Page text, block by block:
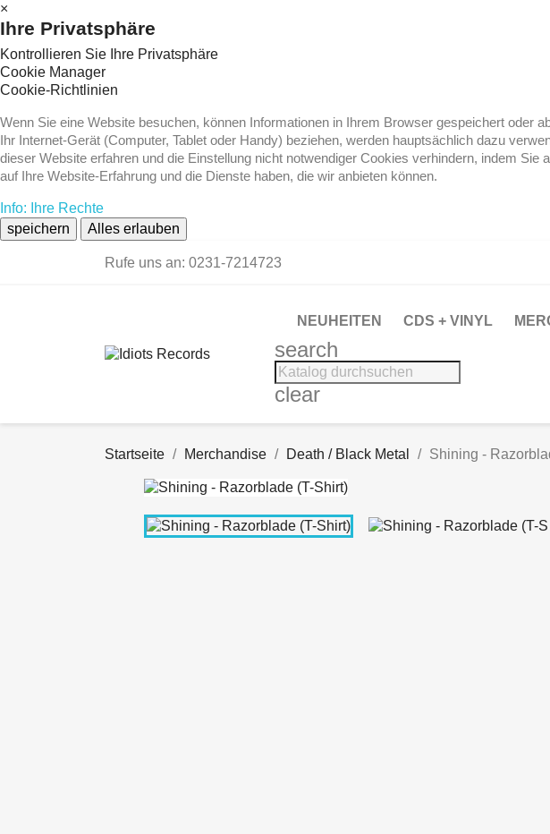
×
Ihre Privatsphäre
Kontrollieren Sie Ihre Privatsphäre
Cookie Manager
Cookie-Richtlinien
Wenn Sie eine Website besuchen, können Informationen in Ihrem Browser gespeichert oder
Ihr Internet-Gerät (Computer, Tablet oder Handy) beziehen, werden hauptsächlich dazu
dieser Website erfahren und die Einstellung nicht notwendiger Cookies verhindern, indem
auf Ihre Website-Erfahrung und die Dienste haben, die wir anbieten können.
Info: Ihre Rechte
speichern
Alles erlauben
Rufe uns an: 0231-7214723
NEUHEITEN CDS + VINYL
search
clear
Startseite Merchandise Death / Black Metal Shining -